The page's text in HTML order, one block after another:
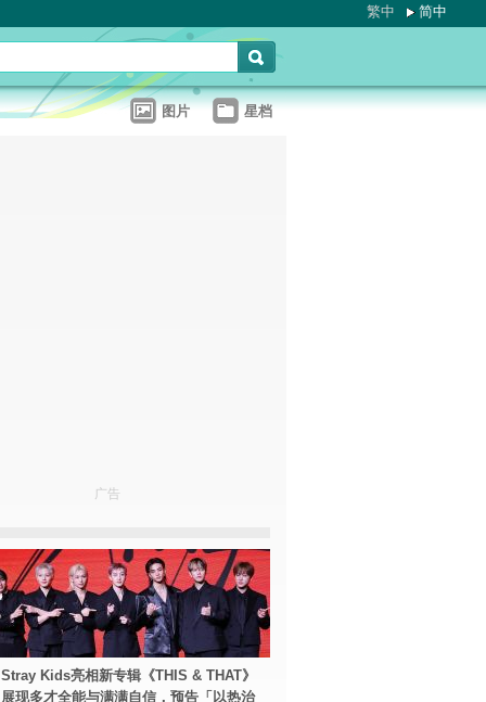
繁中 简中
图片 星档
广告
Kids亮相新专辑《THIS & THAT》
现多才全能与满满自信，预告「以热治